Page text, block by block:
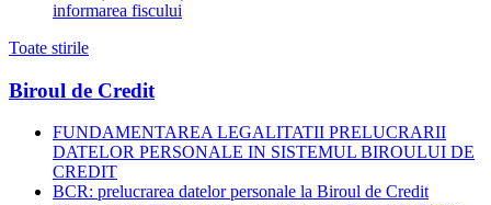
informarea fiscului
Toate stirile
Biroul de Credit
FUNDAMENTAREA LEGALITATII PRELUCRARII
DATELOR PERSONALE IN SISTEMUL BIROULUI DE
CREDIT
BCR: prelucrarea datelor personale la Biroul de Credit